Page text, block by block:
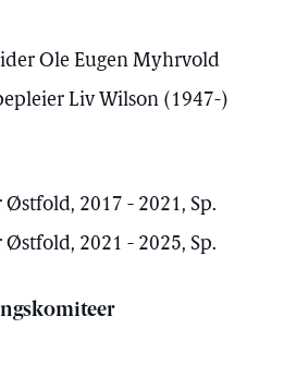
Ole Eugen Myhrvold
Liv Wilson (1947-)
2017 - 2021, Sp.
2021 - 2025, Sp.